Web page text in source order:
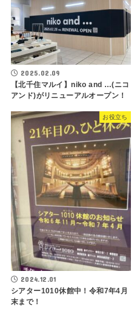
2025.02.09
【北千住マルイ】niko and …(ニコ
アンド)がリニューアルオープン！
お役立ち
2024.12.01
シアター1010休館中！令和7年4月
末まで！